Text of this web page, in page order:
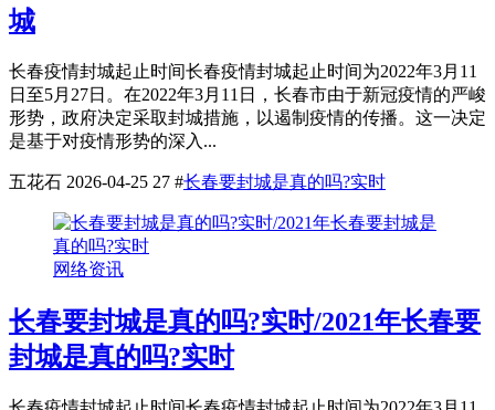
城
长春疫情封城起止时间长春疫情封城起止时间为2022年3月11
日至5月27日。在2022年3月11日，长春市由于新冠疫情的严峻
形势，政府决定采取封城措施，以遏制疫情的传播。这一决定
是基于对疫情形势的深入...
五花石 2026-04-25 27 #长春要封城是真的吗?实时
网络资讯
长春要封城是真的吗?实时/2021年长春要
封城是真的吗?实时